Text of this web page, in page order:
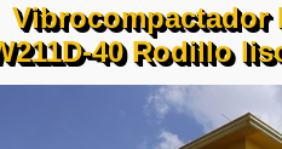
Vibrocompactador
40 Rodillo